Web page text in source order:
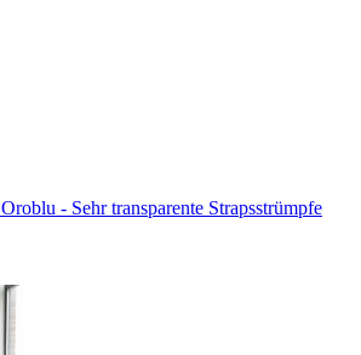
Oroblu - Sehr transparente Strapsstrümpfe